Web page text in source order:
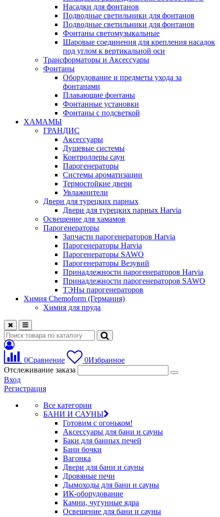
Насадки для фонтанов
Подводные светильники для фонтанов
Подводные светильники для фонтанов
Фонтаны светомузыкальные
Шаровые соединения для крепления насадок
под углом к вертикальной оси
Трансформаторы и Аксессуары
Фонтаны
Оборудование и предметы ухода за
фонтанами
Плавающие фонтаны
Фонтанные установки
Фонтаны с подсветкой
ХАМАМЫ
ГРАНДИС
Аксессуары
Душевые системы
Контроллеры саун
Парогенераторы
Системы ароматизации
Термостойкие двери
Увлажнители
Двери для турецких парных
Двери для турецких парных Harvia
Освещение для хамамов
Парогенераторы
Запчасти парогенераторов Harvia
Парогенераторы Harvia
Парогенераторы SAWO
Парогенераторы Везувий
Принадлежности парогенераторов Harvia
Принадлежности парогенераторов SAWO
ТЭНы парогенераторов
Химия Chemoform (Германия)
Химия для пруда
0Сравнение 0Избранное
Отслеживание заказа
Вход
Регистрация
Все категории
БАНИ И САУНЫ
Готовим с огоньком!
Аксессуары для бани и сауны
Баки для банных печей
Бани бочки
Вагонка
Двери для бани и сауны
Дровяные печи
Дымоходы для бани и сауны
ИК-оборудование
Камни, чугунные ядра
Освещение для бани и сауны